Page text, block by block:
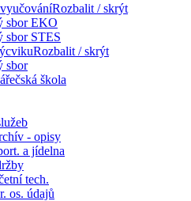
Rozbalit / skrýt
sbor EKO
sbor STES
Rozbalit / skrýt
sbor
škola
- opisy
a jídelna
tech.
os. údajů